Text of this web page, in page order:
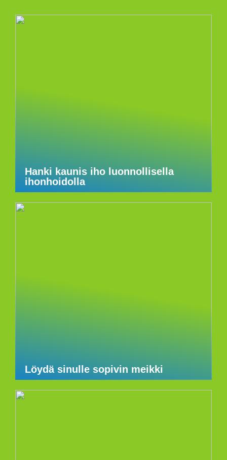
Hanki kaunis iho luonnollisella
ihonhoidolla
Löydä sinulle sopivin meikki